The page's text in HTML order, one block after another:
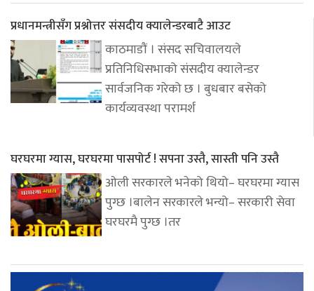
प्रधानमन्त्रीसँग प्रश्नोत्तर संसदीय क्यालेन्डरबाटै आउट
काठमाडौं । संसद सचिवालयले
प्रतिनिधिसभाको संसदीय क्यालेन्डर
सार्वजनिक गरेको छ । बुधबार बसेको
कार्यव्यवस्था परामर्श
घरघरमा ग्यास, घरघरमा पासपोर्ट ! सपना उस्तै, सास्ती पनि उस्तै
ओली सरकारले भनेको थियो– घरघरमा ग्यास
पुग्छ ।बालेन सरकारले भन्यो– सरकारी सेवा
घरघरमै पुग्छ ।तर